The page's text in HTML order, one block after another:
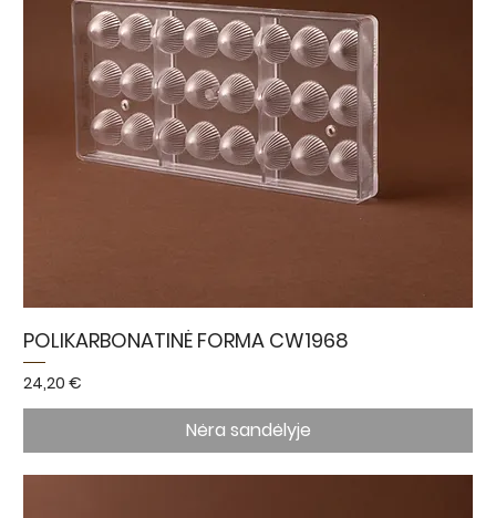
POLIKARBONATINĖ FORMA CW1968
Kaina
24,20 €
Nėra sandėlyje